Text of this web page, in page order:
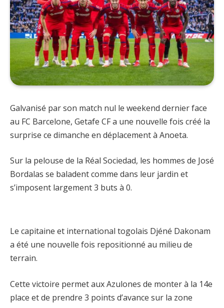
Galvanisé par son match nul le weekend dernier face
au FC Barcelone, Getafe CF a une nouvelle fois créé la
surprise ce dimanche en déplacement à Anoeta.
Sur la pelouse de la Réal Sociedad, les hommes de José
Bordalas se baladent comme dans leur jardin et
s’imposent largement 3 buts à 0.
Le capitaine et international togolais Djéné Dakonam
a été une nouvelle fois repositionné au milieu de
terrain.
Cette victoire permet aux Azulones de monter à la 14e
place et de prendre 3 points d’avance sur la zone